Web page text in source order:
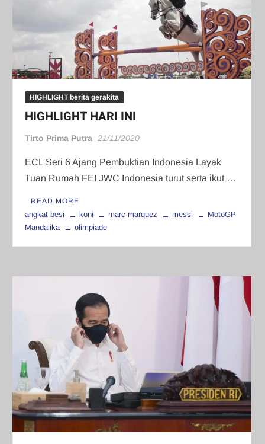
HIGHLIGHT berita gerakita
HIGHLIGHT HARI INI
Tirto Prima Putra 21/11/2020
ECL Seri 6 Ajang Pembuktian Indonesia Layak
Tuan Rumah FEI JWC Indonesia turut serta ikut …
READ MORE
angkat besi koni marc marquez messi
MotoGP
Mandalika
olimpiade